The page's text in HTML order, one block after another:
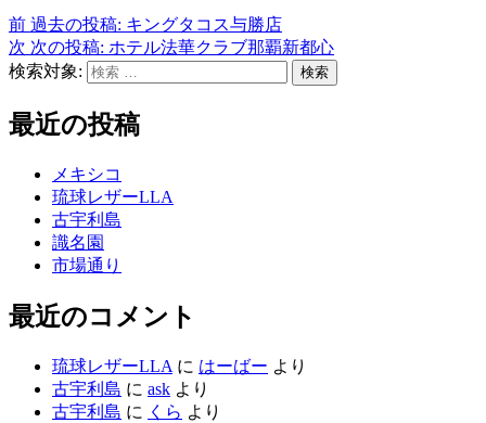
前 過去の投稿: キングタコス与勝店
次 次の投稿: ホテル法華クラブ那覇新都心
検索対象:
検索
最近の投稿
メキシコ
琉球レザーLLA
古宇利島
識名園
市場通り
最近のコメント
琉球レザーLLA に はーばー より
古宇利島 に ask より
古宇利島 に くら より